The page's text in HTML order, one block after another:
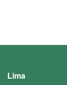
Lima